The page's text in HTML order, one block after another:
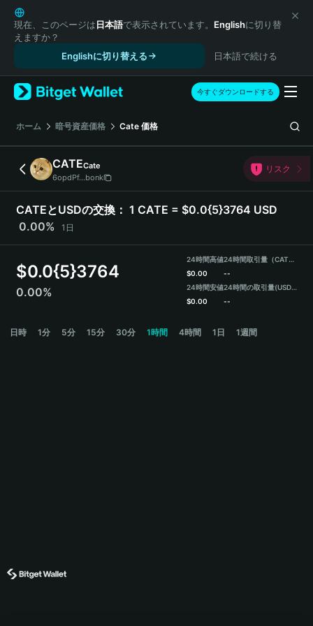
English
日本語
Tiếng Việt
Español (Latinoamérica)
Türkçe
Français
Deutsch
简体中文
繁體中文
Português (Portugal)
Bahasa Indonesia
ภาษาไทย
हिन्दी
Español
Português (Brasil)
現在、このページは日本語で表示されています。 Englishに切り替
えますか？
Englishに切り替える
日本語で続ける
今すぐダウンロードする
ホーム 暗号資産価格 Cate 価格
CATECate
6opdPf...bonk
リスク
CATEとUSDの交換： 1 CATE = $0.0{5}3764 USD
0.00%
1日
$0.0{5}3764
0.00%
24時間高値
$0.00
24時間安値
$0.00
24時間取引量（CATE）
--
24時間の取引量(USDT)
--
日時 1分 5分 15分 30分 1時間 4時間 1日 1週間